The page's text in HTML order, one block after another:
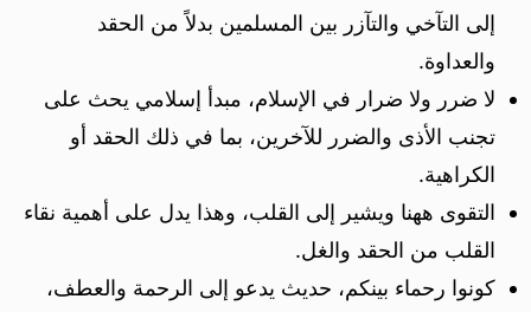
إلى التآخي والتآزر بين المسلمين بدلاً من الحقد
والعداوة.
لا ضرر ولا ضرار في الإسلام، مبدأ إسلامي يحث على
تجنب الأذى والضرر للآخرين، بما في ذلك الحقد أو
الكراهية.
التقوى ههنا ويشير إلى القلب، وهذا يدل على أهمية نقاء
القلب من الحقد والغل.
كونوا رحماء بينكم، حديث يدعو إلى الرحمة والعطف،